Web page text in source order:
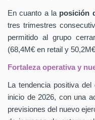
En cuanto a la posición
tres trimestres
permitido al grupo
(68,4M€ en retail y
Fortaleza operativa y
La tendencia positiva
inicio de 2026, con una
previsiones del nuevo